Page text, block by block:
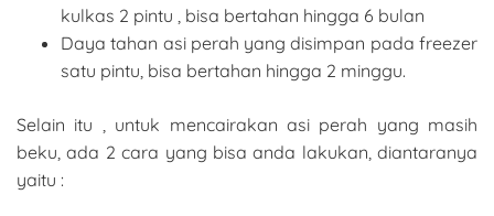
kulkas 2 pintu , bisa bertahan hingga 6 bulan
Daya tahan asi perah yang disimpan pada freezer
satu pintu, bisa bertahan hingga 2 minggu.
Selain itu , untuk mencairakan asi perah yang masih
beku, ada 2 cara yang bisa anda lakukan, diantaranya
yaitu :